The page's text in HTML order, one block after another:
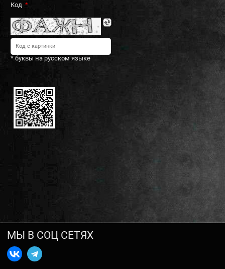
Код
* буквы на русском языке
МЫ В СОЦ СЕТЯХ